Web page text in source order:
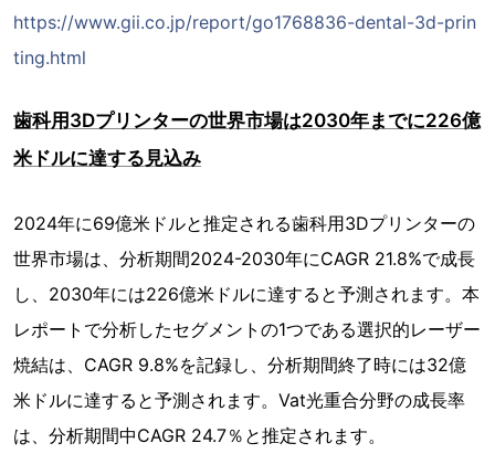
https://www.gii.co.jp/report/go1768836-dental-3d-prin
ting.html
歯科用3Dプリンターの世界市場は2030年までに226億
米ドルに達する見込み
2024年に69億米ドルと推定される歯科用3Dプリンターの
世界市場は、分析期間2024-2030年にCAGR 21.8%で成長
し、2030年には226億米ドルに達すると予測されます。本
レポートで分析したセグメントの1つである選択的レーザー
焼結は、CAGR 9.8%を記録し、分析期間終了時には32億
米ドルに達すると予測されます。Vat光重合分野の成長率
は、分析期間中CAGR 24.7％と推定されます。